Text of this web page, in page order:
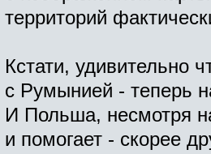
территорий
Кстати, удивительно
с Румынией - теперь
И Польша, несмотря
и помогает - скорее